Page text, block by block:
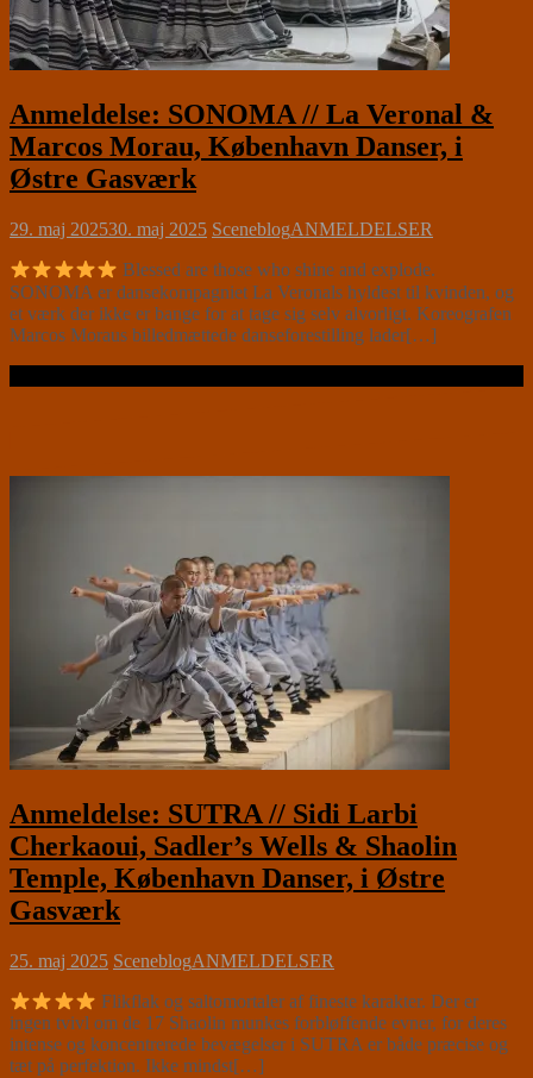
Anmeldelse: SONOMA // La Veronal &
Marcos Morau, København Danser, i
Østre Gasværk
29. maj 202530. maj 2025 SceneblogANMELDELSER
Blessed are those who shine and explode.
SONOMA er dansekompagniet La Veronals hyldest til kvinden, og
et værk der ikke er bange for at tage sig selv alvorligt. Koreografen
Marcos Moraus billedmættede danseforestilling lader[…]
Anmeldelse: SUTRA // Sidi Larbi
Cherkaoui, Sadler’s Wells & Shaolin
Temple, København Danser, i Østre
Gasværk
25. maj 2025 SceneblogANMELDELSER
Flikflak og saltomortaler af fineste karakter. Der er
ingen tvivl om de 17 Shaolin munkes forbløffende evner, for deres
intense og koncentrerede bevægelser i SUTRA er både præcise og
tæt på perfektion. Ikke mindst[…]